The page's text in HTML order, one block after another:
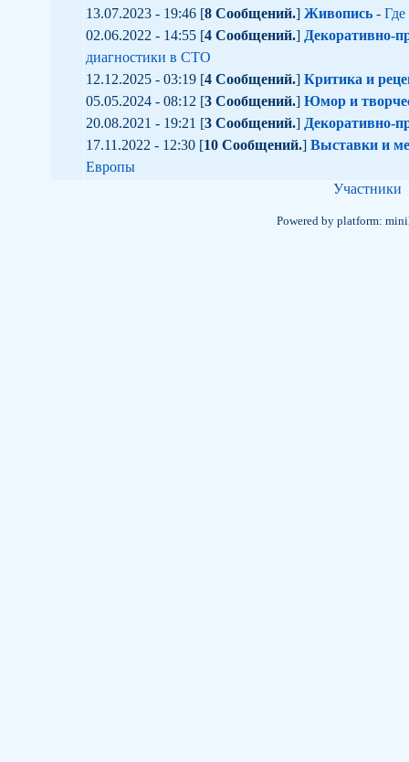
13.07.2023 - 19:46 [8 Сообщений.] Живопись-
02.06.2022 - 14:55 [4 Сообщений.] Декоративно-
диагностики в СТО
12.12.2025 - 03:19 [4 Сообщений.] Критика и
05.05.2024 - 08:12 [3 Сообщений.] Юмор и
20.08.2021 - 19:21 [3 Сообщений.] Декоративно-
17.11.2022 - 12:30 [10 Сообщений.] Выставки и
Европы
Участники
Powered by platform: